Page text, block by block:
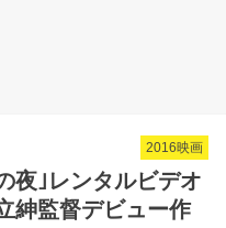
2016映画
夜｣レンタルビデオ
紳監督デビュー作